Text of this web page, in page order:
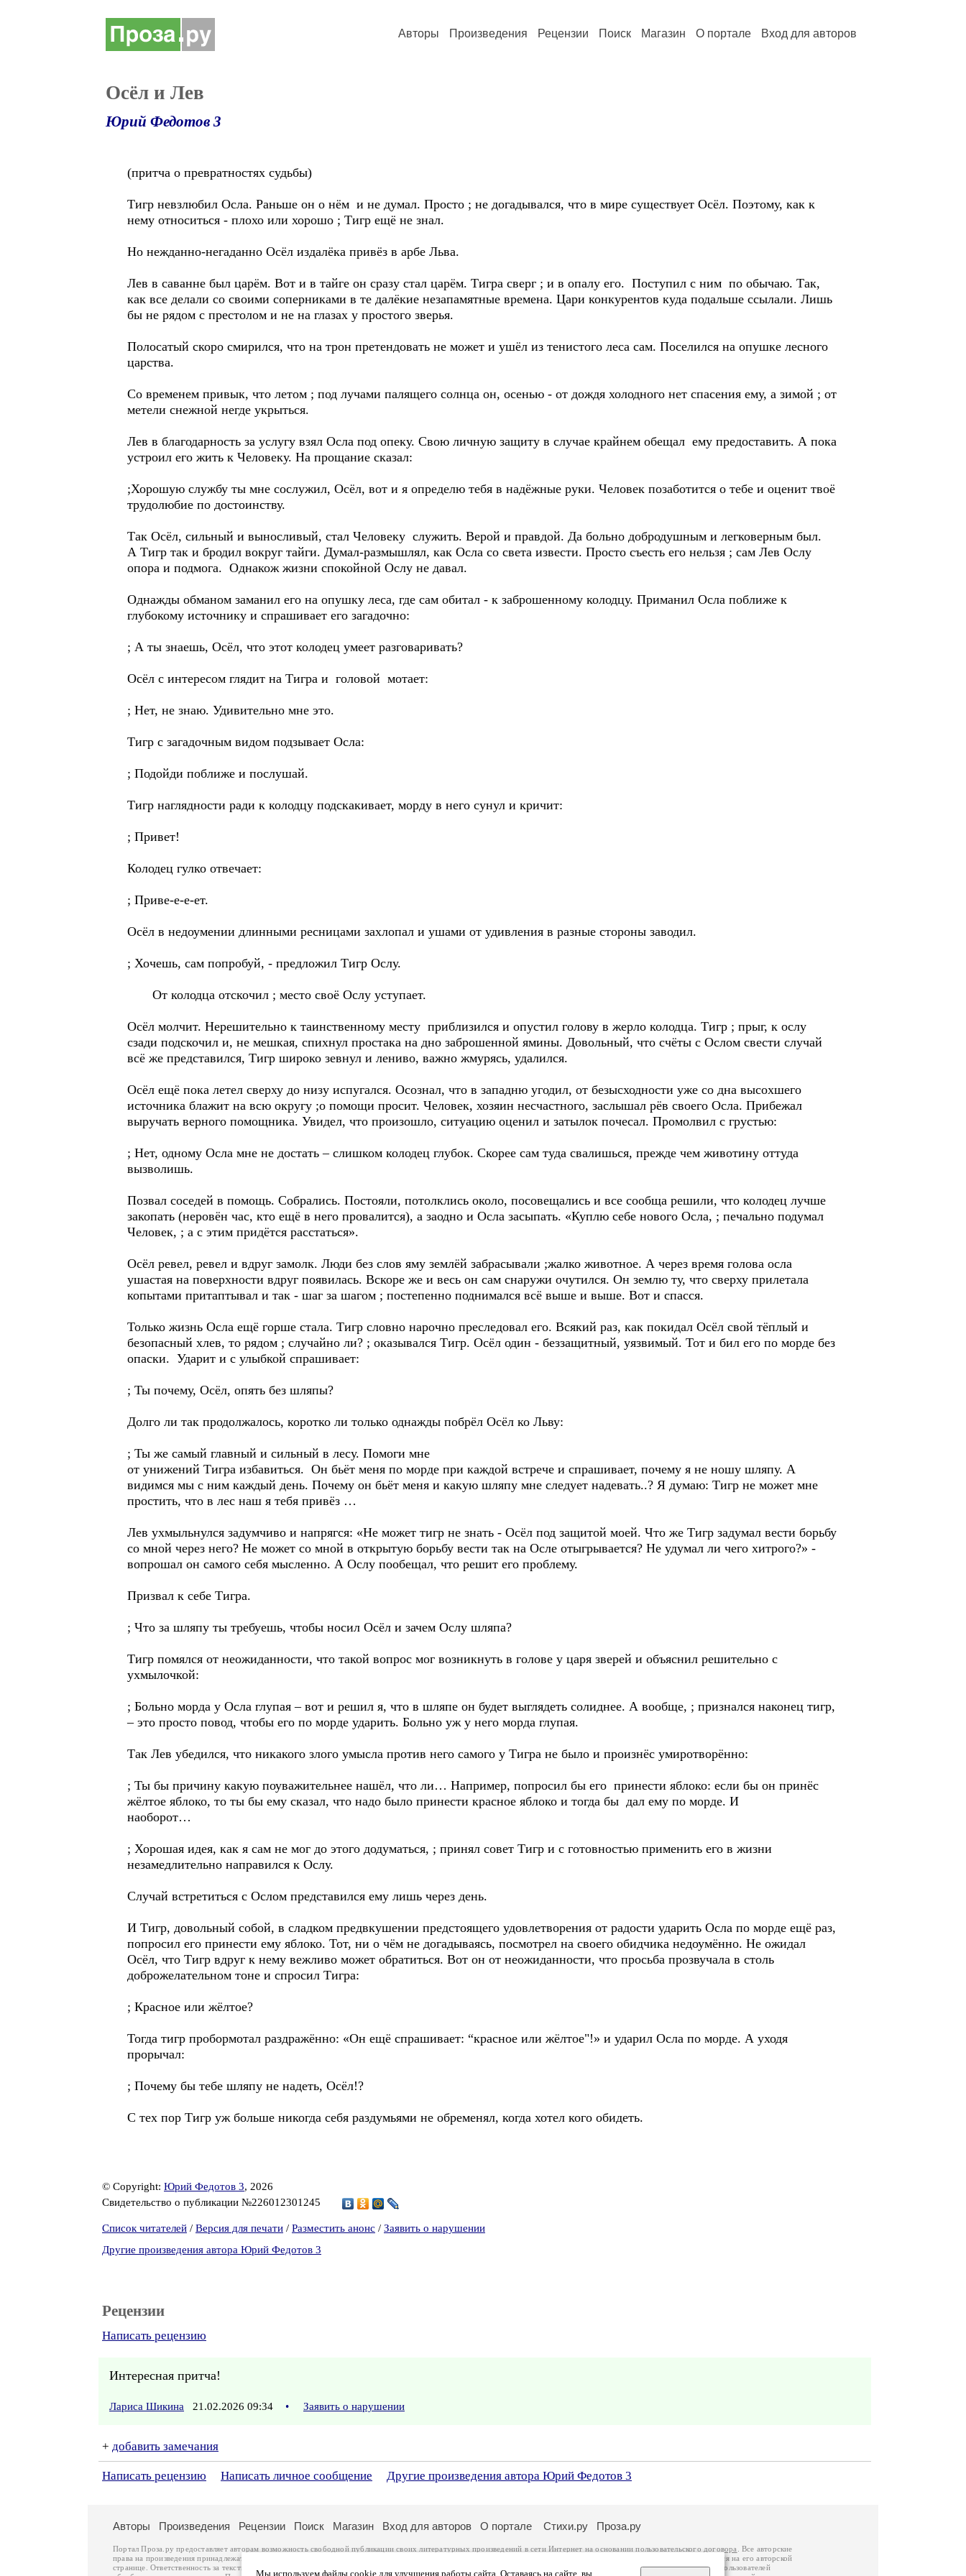
Авторы Произведения Рецензии Поиск Магазин О портале Вход для авторов
Осёл и Лев
Юрий Федотов 3
(притча о превратностях судьбы)
Тигр невзлюбил Осла. Раньше он о нём и не думал. Просто ; не догадывался, что в мире существует Осёл. Поэтому, как к
нему относиться - плохо или хорошо ; Тигр ещё не знал.
Но нежданно-негаданно Осёл издалёка привёз в арбе Льва.
Лев в саванне был царём. Вот и в тайге он сразу стал царём. Тигра сверг ; и в опалу его. Поступил с ним по обычаю. Так,
как все делали со своими соперниками в те далёкие незапамятные времена. Цари конкурентов куда подальше ссылали. Лишь
бы не рядом с престолом и не на глазах у простого зверья.
Полосатый скоро смирился, что на трон претендовать не может и ушёл из тенистого леса сам. Поселился на опушке лесного
царства.
Со временем привык, что летом ; под лучами палящего солнца он, осенью - от дождя холодного нет спасения ему, а зимой ; от
метели снежной негде укрыться.
Лев в благодарность за услугу взял Осла под опеку. Свою личную защиту в случае крайнем обещал ему предоставить. А пока
устроил его жить к Человеку. На прощание сказал:
;Хорошую службу ты мне сослужил, Осёл, вот и я определю тебя в надёжные руки. Человек позаботится о тебе и оценит твоё
трудолюбие по достоинству.
Так Осёл, сильный и выносливый, стал Человеку служить. Верой и правдой. Да больно добродушным и легковерным был.
А Тигр так и бродил вокруг тайги. Думал-размышлял, как Осла со света извести. Просто съесть его нельзя ; сам Лев Ослу
опора и подмога. Однакож жизни спокойной Ослу не давал.
Однажды обманом заманил его на опушку леса, где сам обитал - к заброшенному колодцу. Приманил Осла поближе к
глубокому источнику и спрашивает его загадочно:
; А ты знаешь, Осёл, что этот колодец умеет разговаривать?
Осёл с интересом глядит на Тигра и головой мотает:
; Нет, не знаю. Удивительно мне это.
Тигр с загадочным видом подзывает Осла:
; Подойди поближе и послушай.
Тигр наглядности ради к колодцу подскакивает, морду в него сунул и кричит:
; Привет!
Колодец гулко отвечает:
; Приве-е-е-ет.
Осёл в недоумении длинными ресницами захлопал и ушами от удивления в разные стороны заводил.
; Хочешь, сам попробуй, - предложил Тигр Ослу.
От колодца отскочил ; место своё Ослу уступает.
Осёл молчит. Нерешительно к таинственному месту приблизился и опустил голову в жерло колодца. Тигр ; прыг, к ослу
сзади подскочил и, не мешкая, спихнул простака на дно заброшенной ямины. Довольный, что счёты с Ослом свести случай
всё же представился, Тигр широко зевнул и лениво, важно жмурясь, удалился.
Осёл ещё пока летел сверху до низу испугался. Осознал, что в западню угодил, от безысходности уже со дна высохшего
источника блажит на всю округу ;о помощи просит. Человек, хозяин несчастного, заслышал рёв своего Осла. Прибежал
выручать верного помощника. Увидел, что произошло, ситуацию оценил и затылок почесал. Промолвил с грустью:
; Нет, одному Осла мне не достать – слишком колодец глубок. Скорее сам туда свалишься, прежде чем животину оттуда
вызволишь.
Позвал соседей в помощь. Собрались. Постояли, потолклись около, посовещались и все сообща решили, что колодец лучше
закопать (неровён час, кто ещё в него провалится), а заодно и Осла засыпать. «Куплю себе нового Осла, ; печально подумал
Человек, ; а с этим придётся расстаться».
Осёл ревел, ревел и вдруг замолк. Люди без слов яму землёй забрасывали ;жалко животное. А через время голова осла
ушастая на поверхности вдруг появилась. Вскоре же и весь он сам снаружи очутился. Он землю ту, что сверху прилетала
копытами притаптывал и так - шаг за шагом ; постепенно поднимался всё выше и выше. Вот и спасся.
Только жизнь Осла ещё горше стала. Тигр словно нарочно преследовал его. Всякий раз, как покидал Осёл свой тёплый и
безопасный хлев, то рядом ; случайно ли? ; оказывался Тигр. Осёл один - беззащитный, уязвимый. Тот и бил его по морде без
опаски. Ударит и с улыбкой спрашивает:
; Ты почему, Осёл, опять без шляпы?
Долго ли так продолжалось, коротко ли только однажды побрёл Осёл ко Льву:
; Ты же самый главный и сильный в лесу. Помоги мне
от унижений Тигра избавиться. Он бьёт меня по морде при каждой встрече и спрашивает, почему я не ношу шляпу. А
видимся мы с ним каждый день. Почему он бьёт меня и какую шляпу мне следует надевать..? Я думаю: Тигр не может мне
простить, что в лес наш я тебя привёз …
Лев ухмыльнулся задумчиво и напрягся: «Не может тигр не знать - Осёл под защитой моей. Что же Тигр задумал вести борьбу
со мной через него? Не может со мной в открытую борьбу вести так на Осле отыгрывается? Не удумал ли чего хитрого?» -
вопрошал он самого себя мысленно. А Ослу пообещал, что решит его проблему.
Призвал к себе Тигра.
; Что за шляпу ты требуешь, чтобы носил Осёл и зачем Ослу шляпа?
Тигр помялся от неожиданности, что такой вопрос мог возникнуть в голове у царя зверей и объяснил решительно с
ухмылочкой:
; Больно морда у Осла глупая – вот и решил я, что в шляпе он будет выглядеть солиднее. А вообще, ; признался наконец тигр,
– это просто повод, чтобы его по морде ударить. Больно уж у него морда глупая.
Так Лев убедился, что никакого злого умысла против него самого у Тигра не было и произнёс умиротворённо:
; Ты бы причину какую поуважительнее нашёл, что ли… Например, попросил бы его принести яблоко: если бы он принёс
жёлтое яблоко, то ты бы ему сказал, что надо было принести красное яблоко и тогда бы дал ему по морде. И
наоборот…
; Хорошая идея, как я сам не мог до этого додуматься, ; принял совет Тигр и с готовностью применить его в жизни
незамедлительно направился к Ослу.
Случай встретиться с Ослом представился ему лишь через день.
И Тигр, довольный собой, в сладком предвкушении предстоящего удовлетворения от радости ударить Осла по морде ещё раз,
попросил его принести ему яблоко. Тот, ни о чём не догадываясь, посмотрел на своего обидчика недоумённо. Не ожидал
Осёл, что Тигр вдруг к нему вежливо может обратиться. Вот он от неожиданности, что просьба прозвучала в столь
доброжелательном тоне и спросил Тигра:
; Красное или жёлтое?
Тогда тигр пробормотал раздражённо: «Он ещё спрашивает: “красное или жёлтое"!» и ударил Осла по морде. А уходя
прорычал:
; Почему бы тебе шляпу не надеть, Осёл!?
С тех пор Тигр уж больше никогда себя раздумьями не обременял, когда хотел кого обидеть.
© Copyright: Юрий Федотов 3, 2026
Свидетельство о публикации №226012301245
Список читателей / Версия для печати / Разместить анонс / Заявить о нарушении
Другие произведения автора Юрий Федотов 3
Рецензии
Написать рецензию
Интересная притча!
Лариса Шикина 21.02.2026 09:34 • Заявить о нарушении
+ добавить замечания
Написать рецензию Написать личное сообщение Другие произведения автора Юрий Федотов 3
Мы используем файлы cookie для улучшения работы сайта. Оставаясь на сайте, вы
Авторы Произведения Рецензии Поиск Магазин Вход для авторов О портале Стихи.ру Проза.ру
Портал Проза.ру предоставляет авторам возможность свободной публикации своих литературных произведений в сети Интернет на основаниипользовательского договора
. Все авторские
права на произведения принадлежат авторам и охраняются
. Перепечатка произведений возможна только с согласия его автора, к которому вы можете обратиться на его авторской
странице. Ответственность за тексты произведений авторы несут самостоятельно на основании
законодательства Российской Федерации. Данные пользователей